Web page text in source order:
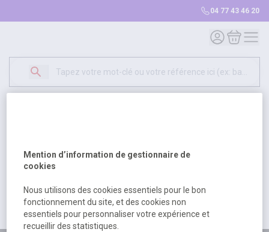
04 77 43 46 20
Mon compte
Mon
500
excuser pour la gêne occasionée.
Retour Retour à l'accueil
Mention d’information de gestionnaire de
cookies
Nous utilisons des cookies essentiels pour le bon
fonctionnement du site, et des cookies non
essentiels pour personnaliser votre expérience et
recueillir des statistiques.